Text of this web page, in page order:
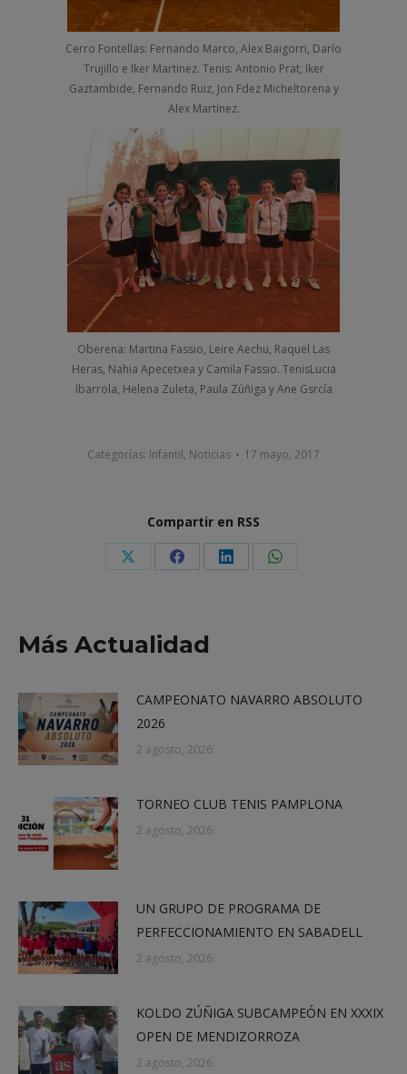
Cerro Fontellas: Fernando Marco, Alex Baigorri, Darío
Trujillo e Iker Martinez. Tenis: Antonio Prat, Iker
Gaztambide, Fernando Ruiz, Jon Fdez Micheltorena y
Alex Martínez.
Oberena: Martina Fassio, Leire Aechu, Raquel Las
Heras, Nahia Apecetxea y Camila Fassio. TenisLucia
Ibarrola, Helena Zuleta, Paula Zúñiga y Ane Gsrcía
Categorías: Infantil, Noticias 17 mayo, 2017
Compartir en RSS
Share Share Share Share
Más Actualidad
CAMPEONATO NAVARRO ABSOLUTO
2026
2 agosto, 2026
TORNEO CLUB TENIS PAMPLONA
2 agosto, 2026
UN GRUPO DE PROGRAMA DE
PERFECCIONAMIENTO EN SABADELL
2 agosto, 2026
KOLDO ZÚÑIGA SUBCAMPEÓN EN XXXIX
OPEN DE MENDIZORROZA
2 agosto, 2026